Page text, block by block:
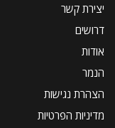
יצירת קשר
דרושים
אודות
הנמר
הצהרת נגישות
מדיניות הפרטיות